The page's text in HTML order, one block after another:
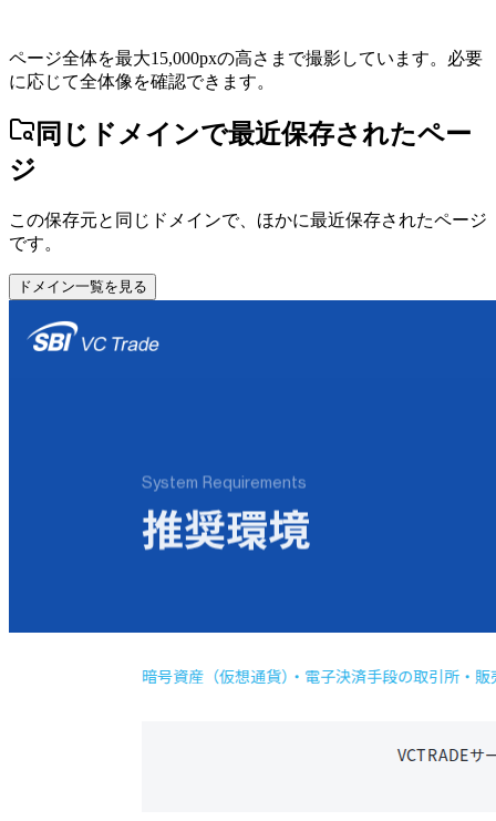
ページ全体を最大15,000pxの高さまで撮影しています。必要
に応じて全体像を確認できます。
同じドメインで最近保存されたペー
ジ
この保存元と同じドメインで、ほかに最近保存されたページ
です。
ドメイン一覧を見る